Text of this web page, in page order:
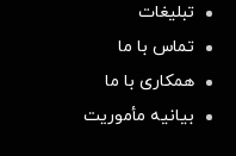
تبلیغات
تماس با ما
همکاری با ما
بیانیه مأموریت